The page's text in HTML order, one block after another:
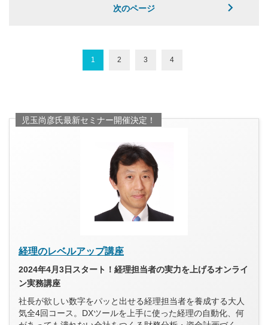
次のページ
1 2 3 4
児玉尚彦氏最新セミナー開催決定！
経理のレベルアップ講座
2024年4月3日スタート！経理担当者の実力を上げるオンライ
ン実務講座
社長が欲しい数字をパッと出せる経理担当者を養成する大人
気全4回コース。DXツールを上手に使った経理の自動化、何